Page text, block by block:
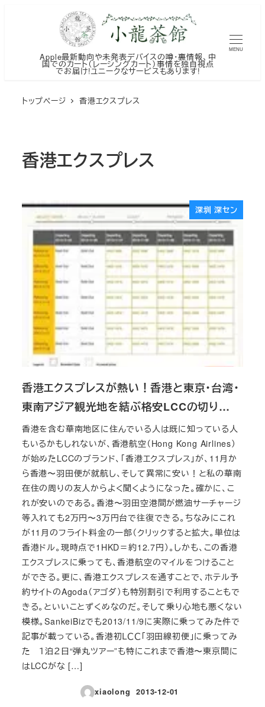
Apple最新動向や未発表デバイスの噂・裏情報、中
国でのカート（レーシングカート）事情を独自視点
でお届け!ユニークなサービスもあります!
MENU
トップページ 香港エクスプレス
香港エクスプレス
深圳 深セン
香港エクスプレスが熱い！香港と東京・台湾・
東南アジア観光地を結ぶ格安LCCの切り…
香港を含む華南地区に住んでいる人は既に知っている人
もいるかもしれないが、香港航空（Hong Kong Airlines）
が始めたLCCのブランド、「香港エクスプレス」が、11月か
ら香港〜羽田便が就航し、そして異常に安い！と私の華南
在住の周りの友人からよく聞くようになった。確かに、こ
れが安いのである。香港〜羽田空港間が燃油サーチャージ
等入れても2万円〜3万円台で往復できる。ちなみにこれ
が11月のフライト料金の一部（クリックすると拡大。単位は
香港ドル。現時点で1HKD＝約12.7円）。しかも、この香港
エクスプレスに乗っても、香港航空のマイルをつけること
ができる。更に、香港エクスプレスを通すことで、ホテル予
約サイトのAgoda（アゴダ）も特別割引で利用することもで
きる。といいことずくめなのだ。そして乗り心地も悪くない
模様。SankeiBizでも2013/11/9に実際に乗ってみた件で
記事が載っている。香港初ＬＣＣ「羽田線初便」に乗ってみ
た １泊２日“弾丸ツアー”も特にこれまで香港〜東京間に
はLCCがな […]
xiaolong
投稿日
2013-12-01